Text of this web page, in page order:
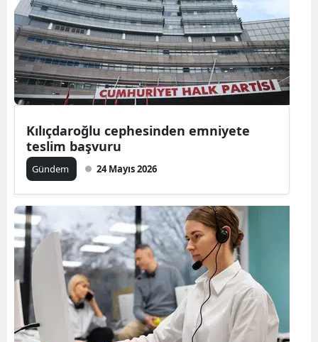
Yozgat
Zonguldak
Aksaray
Ardahan
Iğdır
Kılıçdaroğlu cephesinden emniyete
teslim başvuru
Gündem 24 Mayıs 2026